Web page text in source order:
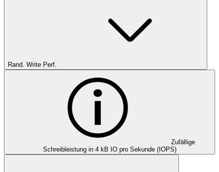
Rand. Write Perf.
Zufällige
Schreibleistung in 4 kB IO pro Sekunde (IOPS)